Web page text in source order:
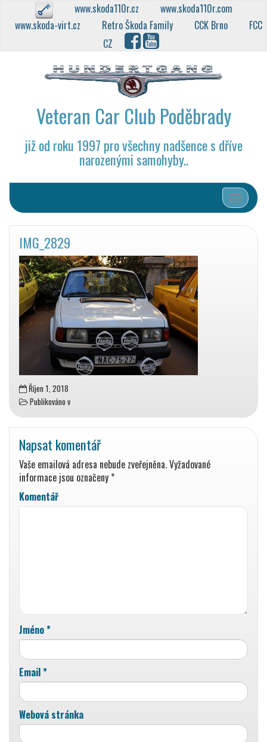
www.skoda110r.cz
www.skoda110r.com
www.skoda-virt.cz
Retro Škoda Family CCK Brno
FCC
CZ
Veteran Car Club Poděbrady
již od roku 1997 pro všechny nadšence s dříve
narozenými samohyby..
IMG_2829
Říjen 1, 2018
Publikováno v
Napsat komentář
Vaše emailová adresa nebude zveřejněna.Vyžadované
informace jsou označeny *
Komentář
Jméno*
Email*
Webová stránka